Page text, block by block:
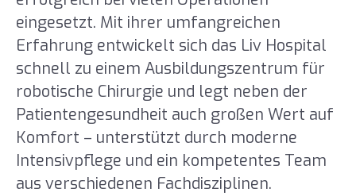
eingesetzt. Mit ihrer umfangreichen
Erfahrung entwickelt sich das Liv Hospital
schnell zu einem Ausbildungszentrum für
robotische Chirurgie und legt neben der
Patientengesundheit auch großen Wert auf
Komfort – unterstützt durch moderne
Intensivpflege und ein kompetentes Team
aus verschiedenen Fachdisziplinen.